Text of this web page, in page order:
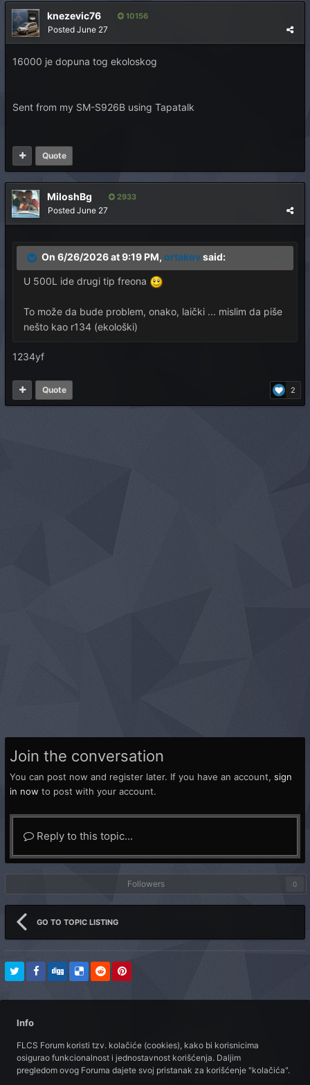
knezevic76 10156
Posted June 27
16000 je dopuna tog ekoloskog
Sent from my SM-S926B using Tapatalk
Quote
MiloshBg 2933
Posted June 27
On 6/26/2026 at 9:19 PM, ortakovsaid:
U 500L ide drugi tip freona
To može da bude problem, onako, laički ... mislim da piše
nešto kao r134 (ekološki)
1234yf
2
Quote
Join the conversation
You can post now and register later. If you have an account, sign
in now to post with your account.
Reply to this topic...
Followers 0
GO TO TOPIC LISTING
Info
FLCS Forum koristi tzv. kolačiće (cookies), kako bi korisnicima
osigurao funkcionalnost i jednostavnost korišćenja. Daljim
pregledom ovog Foruma dajete svoj pristanak za korišćenje "kolačića".